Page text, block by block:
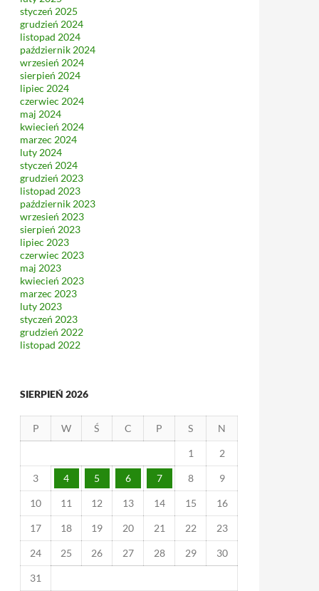
styczeń 2025
grudzień 2024
listopad 2024
październik 2024
wrzesień 2024
sierpień 2024
lipiec 2024
czerwiec 2024
maj 2024
kwiecień 2024
marzec 2024
luty 2024
styczeń 2024
grudzień 2023
listopad 2023
październik 2023
wrzesień 2023
sierpień 2023
lipiec 2023
czerwiec 2023
maj 2023
kwiecień 2023
marzec 2023
luty 2023
styczeń 2023
grudzień 2022
listopad 2022
SIERPIEŃ 2026
P W Ś C P S N
1 2
3 4 5 6 7 8 9
10 11 12 13 14 15 16
17 18 19 20 21 22 23
24 25 26 27 28 29 30
31